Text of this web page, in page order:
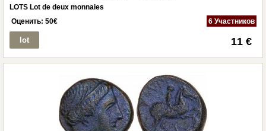
LOTS Lot de deux monnaies
Оценить: 50€ 6 Участников
lot 11 €